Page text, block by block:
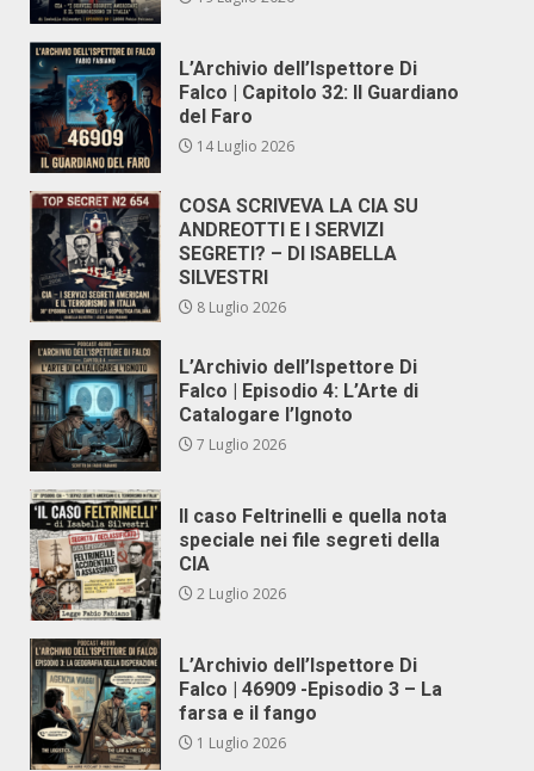
L’Archivio dell’Ispettore Di
Falco | Capitolo 32: Il Guardiano
del Faro
14 Luglio 2026
COSA SCRIVEVA LA CIA SU
ANDREOTTI E I SERVIZI
SEGRETI? – DI ISABELLA
SILVESTRI
8 Luglio 2026
L’Archivio dell’Ispettore Di
Falco | Episodio 4: L’Arte di
Catalogare l’Ignoto
7 Luglio 2026
Il caso Feltrinelli e quella nota
speciale nei file segreti della
CIA
2 Luglio 2026
L’Archivio dell’Ispettore Di
Falco | 46909 -Episodio 3 – La
farsa e il fango
1 Luglio 2026